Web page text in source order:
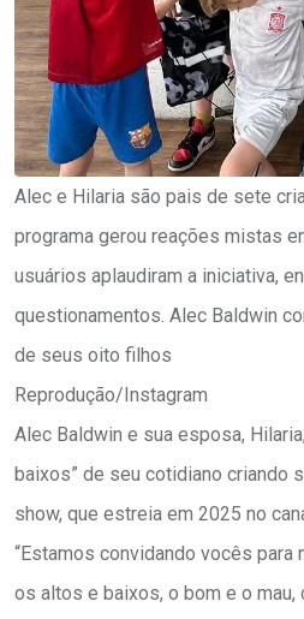
Alec e Hilaria são pais de sete
programa gerou reações mistas
usuários aplaudiram a iniciativa,
questionamentos. Alec Baldwin
de seus oito filhos
Reprodução/Instagram
Alec Baldwin e sua esposa,
baixos” de seu cotidiano criando
show, que estreia em 2025 no
“Estamos convidando vocês para
os altos e baixos, o bom e o mau,